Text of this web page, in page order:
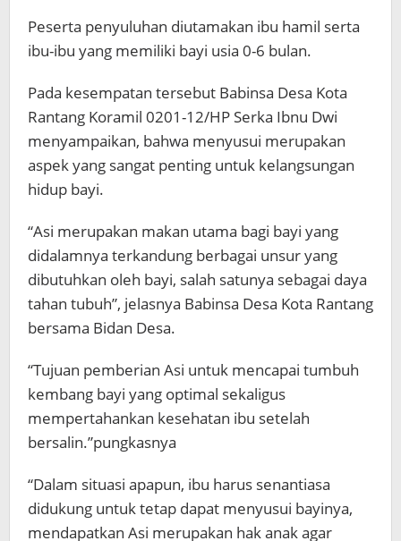
Peserta penyuluhan diutamakan ibu hamil serta
ibu-ibu yang memiliki bayi usia 0-6 bulan.
Pada kesempatan tersebut Babinsa Desa Kota
Rantang Koramil 0201-12/HP Serka Ibnu Dwi
menyampaikan, bahwa menyusui merupakan
aspek yang sangat penting untuk kelangsungan
hidup bayi.
“Asi merupakan makan utama bagi bayi yang
didalamnya terkandung berbagai unsur yang
dibutuhkan oleh bayi, salah satunya sebagai daya
tahan tubuh”, jelasnya Babinsa Desa Kota Rantang
bersama Bidan Desa.
“Tujuan pemberian Asi untuk mencapai tumbuh
kembang bayi yang optimal sekaligus
mempertahankan kesehatan ibu setelah
bersalin.”pungkasnya
“Dalam situasi apapun, ibu harus senantiasa
didukung untuk tetap dapat menyusui bayinya,
mendapatkan Asi merupakan hak anak agar